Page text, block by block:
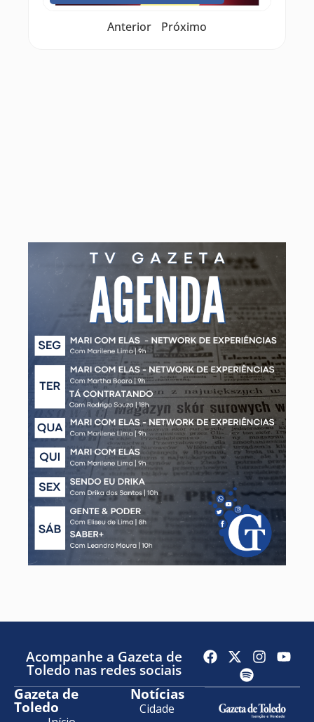
Anterior Próximo
Acompanhe a Gazeta de
Toledo nas redes sociais
Gazeta de
Toledo
Notícias
Cidade